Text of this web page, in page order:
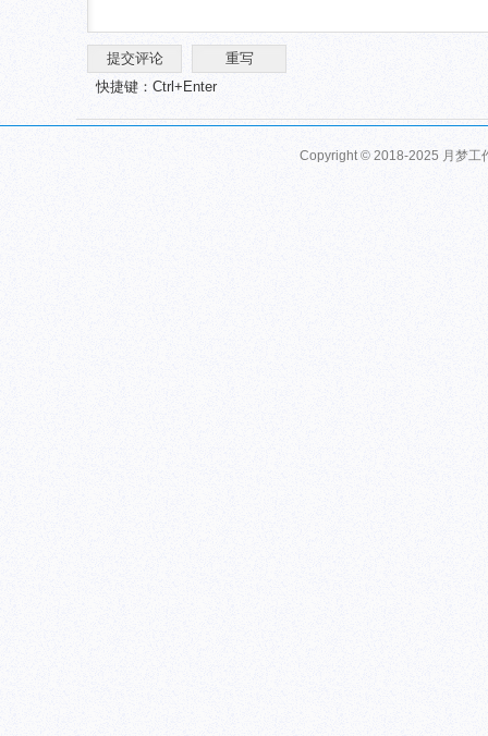
快捷键：Ctrl+Enter
Copyright © 2018-2025 月梦工